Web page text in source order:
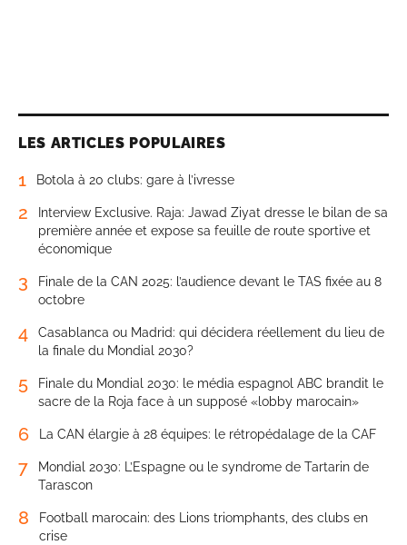
LES ARTICLES POPULAIRES
1 Botola à 20 clubs: gare à l’ivresse
2
Interview Exclusive. Raja: Jawad Ziyat dresse le bilan de sa
première année et expose sa feuille de route sportive et
économique
3
Finale de la CAN 2025: l’audience devant le TAS fixée au 8
octobre
4
Casablanca ou Madrid: qui décidera réellement du lieu de
la finale du Mondial 2030?
5
Finale du Mondial 2030: le média espagnol ABC brandit le
sacre de la Roja face à un supposé «lobby marocain»
6 La CAN élargie à 28 équipes: le rétropédalage de la CAF
7
Mondial 2030: L’Espagne ou le syndrome de Tartarin de
Tarascon
8
Football marocain: des Lions triomphants, des clubs en
crise